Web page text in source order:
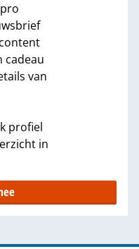
cadeau
van
profiel
in